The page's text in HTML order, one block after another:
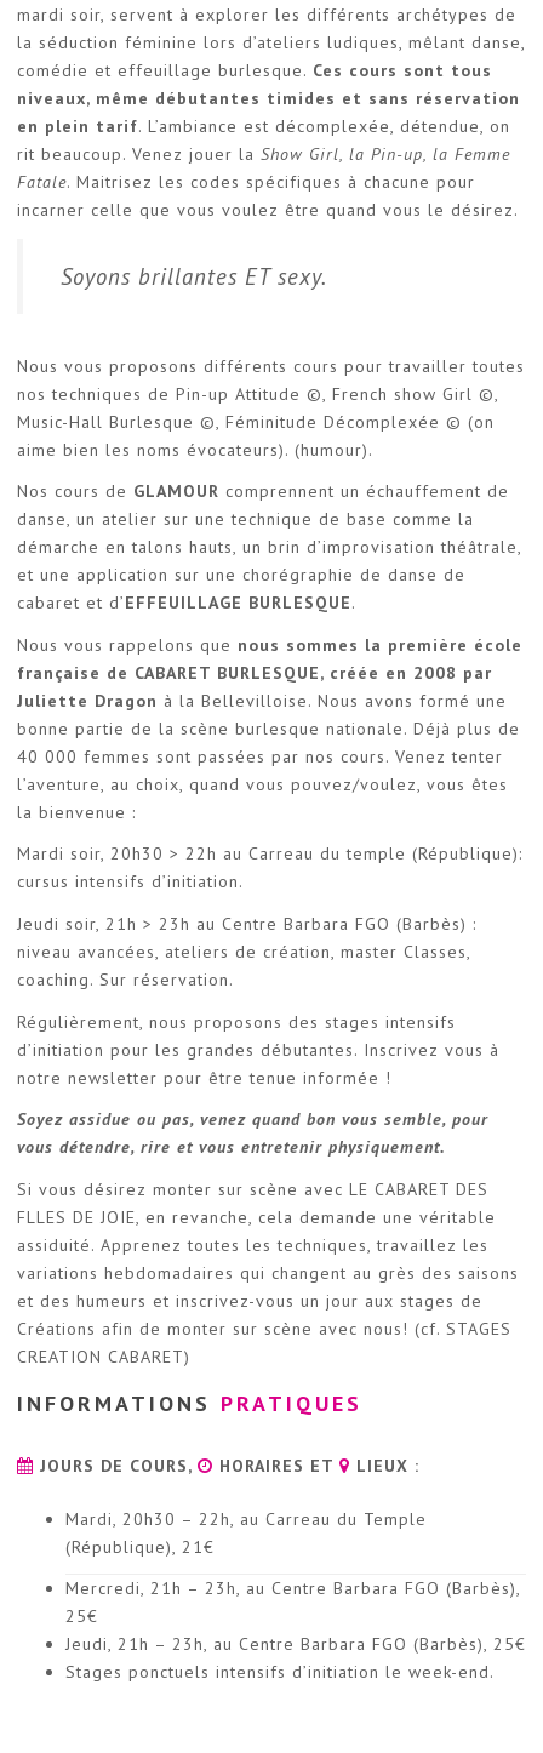
mardi soir, servent à explorer les différents archétypes de
la séduction féminine lors d’ateliers ludiques, mêlant danse,
comédie et effeuillage burlesque. Ces cours sont tous
niveaux, même débutantes timides et sans réservation
en plein tarif. L’ambiance est décomplexée, détendue, on
rit beaucoup. Venez jouer la Show Girl, la Pin-up, la Femme
Fatale. Maitrisez les codes spécifiques à chacune pour
incarner celle que vous voulez être quand vous le désirez.
Soyons brillantes ET sexy.
Nous vous proposons différents cours pour travailler toutes
nos techniques de Pin-up Attitude ©, French show Girl ©,
Music-Hall Burlesque ©, Féminitude Décomplexée © (on
aime bien les noms évocateurs). (humour).
Nos cours de GLAMOUR comprennent un échauffement de
danse, un atelier sur une technique de base comme la
démarche en talons hauts, un brin d’improvisation théâtrale,
et une application sur une chorégraphie de danse de
cabaret et d’EFFEUILLAGE BURLESQUE.
Nous vous rappelons que nous sommes la première école
française de CABARET BURLESQUE, créée en 2008 par
Juliette Dragon à la Bellevilloise. Nous avons formé une
bonne partie de la scène burlesque nationale. Déjà plus de
40 000 femmes sont passées par nos cours. Venez tenter
l’aventure, au choix, quand vous pouvez/voulez, vous êtes
la bienvenue :
Mardi soir, 20h30 > 22h au Carreau du temple (République):
cursus intensifs d’initiation.
Jeudi soir, 21h > 23h au Centre Barbara FGO (Barbès) :
niveau avancées, ateliers de création, master Classes,
coaching. Sur réservation.
Régulièrement, nous proposons des stages intensifs
d’initiation pour les grandes débutantes. Inscrivez vous à
notre newsletter pour être tenue informée !
Soyez assidue ou pas, venez quand bon vous semble, pour
vous détendre, rire et vous entretenir physiquement.
Si vous désirez monter sur scène avec LE CABARET DES
FLLES DE JOIE, en revanche, cela demande une véritable
assiduité. Apprenez toutes les techniques, travaillez les
variations hebdomadaires qui changent au grès des saisons
et des humeurs et inscrivez-vous un jour aux stages de
Créations afin de monter sur scène avec nous! (cf. STAGES
CREATION CABARET)
INFORMATIONS PRATIQUES
JOURS DE COURS, HORAIRES ET LIEUX :
Mardi, 20h30 – 22h, au Carreau du Temple
(République), 21€
Mercredi, 21h – 23h, au Centre Barbara FGO (Barbès),
25€
Jeudi, 21h – 23h, au Centre Barbara FGO (Barbès), 25€
Stages ponctuels intensifs d’initiation le week-end.